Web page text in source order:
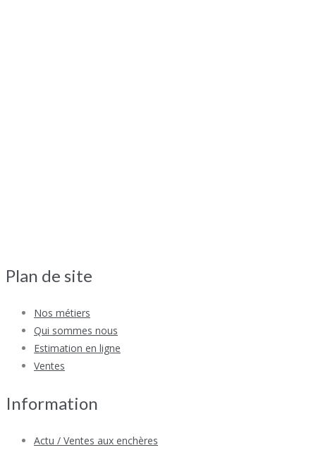
Plan de site
Nos métiers
Qui sommes nous
Estimation en ligne
Ventes
Information
Actu / Ventes aux enchères